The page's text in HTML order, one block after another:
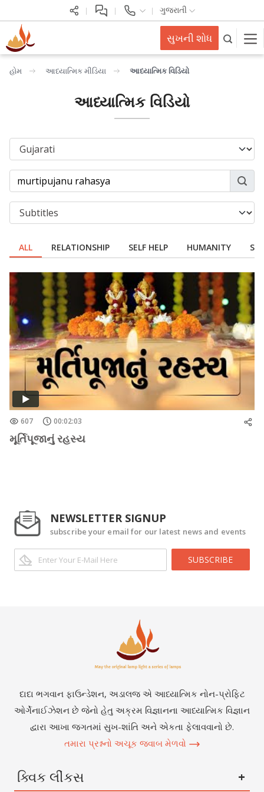
ગુજરાતી
સુખની શોધ
હોમ આધ્યાત્મિક મીડિયા આધ્યાત્મિક વિડિયો
આધ્યાત્મિક વિડિયો
ALL RELATIONSHIP SELF HELP HUMANITY
607 00:02:03
મૂર્તિપૂજાનું રહસ્ય
NEWSLETTER SIGNUP
subscribe your email for our latest news and events
SUBSCRIBE
દાદા ભગવાન ફાઉન્ડેશન, અડાલજ એ આધ્યાત્મિક નોન-પ્રોફિટ
ઓર્ગેનાઈઝેશન છે જેનો હેતુ અક્રમ વિજ્ઞાનના આધ્યાત્મિક વિજ્ઞાન
દ્વારા આખા જગતમાં સુખ-શાંતિ અને એકતા ફેલાવવાનો છે.
તમારા પ્રશ્નનો અચૂક જવાબ મેળવો
ક્વિક લીંકસ